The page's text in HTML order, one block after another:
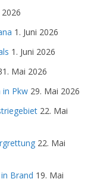
2026
1. Juni 2026
1. Juni 2026
Mai 2026
in Pkw 29. Mai 2026
22. Mai
22. Mai
Brand 19. Mai